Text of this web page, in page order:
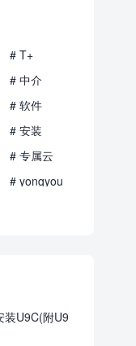
# T+
# 中介
# 软件
# 安装
# 专属云
# yongyou
装U9C(附U9